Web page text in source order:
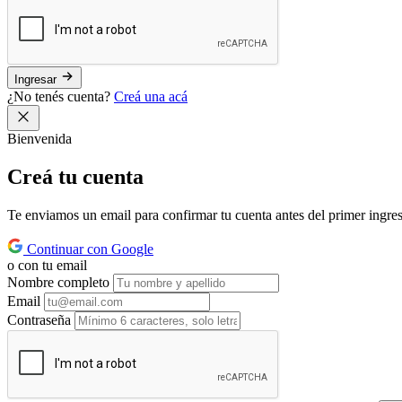
Ingresar
¿No tenés cuenta? Creá una acá
Bienvenida
Creá tu cuenta
Te enviamos un email para confirmar tu cuenta antes del primer
Continuar con Google
o con tu email
Nombre completo
Email
Contraseña